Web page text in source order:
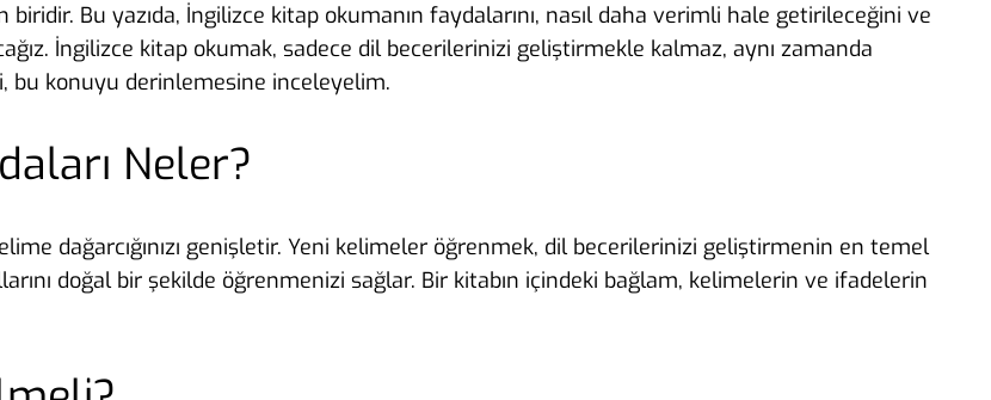
Bu yazıda, İngilizce kitap okumanın faydalarını, nasıl daha verimli hale getirileceğini ve
İngilizce kitap okumak, sadece dil becerilerinizi geliştirmekle kalmaz, aynı zamanda
bu konuyu derinlemesine inceleyelim.
Neler?
dağarcığınızı genişletir. Yeni kelimeler öğrenmek, dil becerilerinizi geliştirmenin en temel
doğal bir şekilde öğrenmenizi sağlar. Bir kitabın içindeki bağlam, kelimelerin ve ifadelerin